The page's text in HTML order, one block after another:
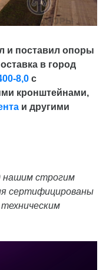
и поставил опоры
в город
8,0 с
кронштейнами,
и другими
нашим строгим
сертифицированы